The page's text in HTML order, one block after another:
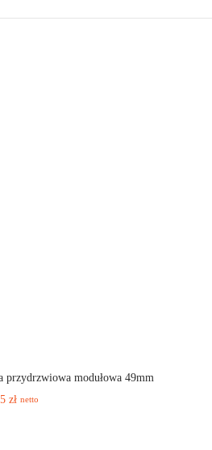
przydrzwiowa modułowa 49mm
zł netto